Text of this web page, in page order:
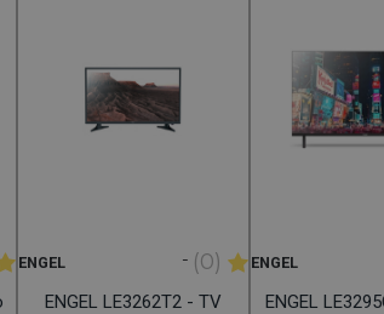
ENGEL - (0)
ENGEL LE3262T2 - TV
ENGEL
ENGEL